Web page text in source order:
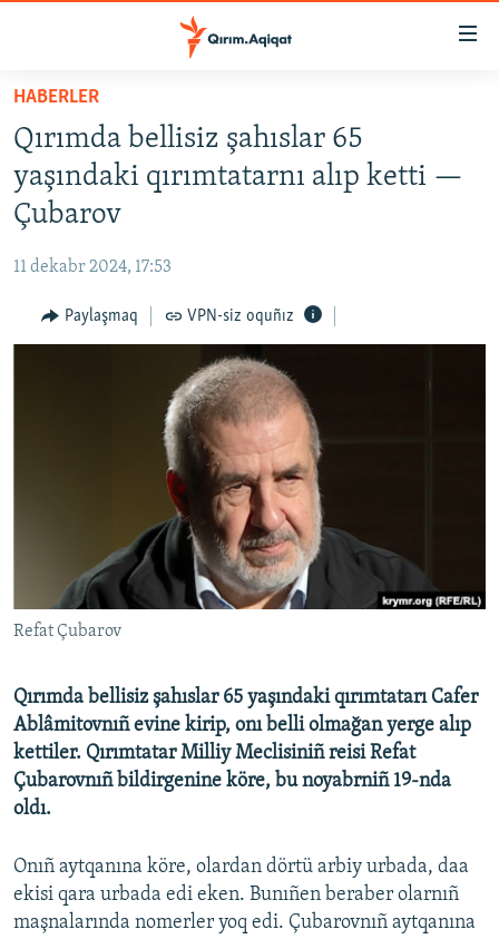
Esas
qaytmaq
Baş
navigatsiyağa
qaytmaq
Qıdıruvğa
HABERLER
SİYASET
İQTİSADİYAT
MEDENİYET
İNSAN AQLARI
Українською
QOŞULIÑIZ!
RFE/RS bütün saytları
HABERLER
Qırımda bellisiz şahıslar 65
yaşındaki qırımtatarnı alıp ketti —
Çubarov
11 dekabr 2024, 17:53
Paylaşmaq VPN-siz oquñız
Refat Çubarov
Qırımda bellisiz şahıslar 65 yaşındaki qırımtatarı Cafer
Ablâmitovnıñ evine kirip, onı belli olmağan yerge alıp
kettiler. Qırımtatar Milliy Meclisiniñ reisi Refat
Çubarovnıñ bildirgenine köre, bu noyabrniñ 19-nda
oldı.
Onıñ aytqanına köre, olardan dörtü arbiy urbada, daa
ekisi qara urbada edi eken. Bunıñen beraber olarnıñ
maşnalarında nomerler yoq edi. Çubarovnıñ aytqanına